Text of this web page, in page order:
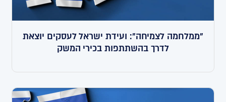
"ממלחמה לצמיחה": ועידת ישראל לעסקים יוצאת
לדרך בהשתתפות בכירי המשק